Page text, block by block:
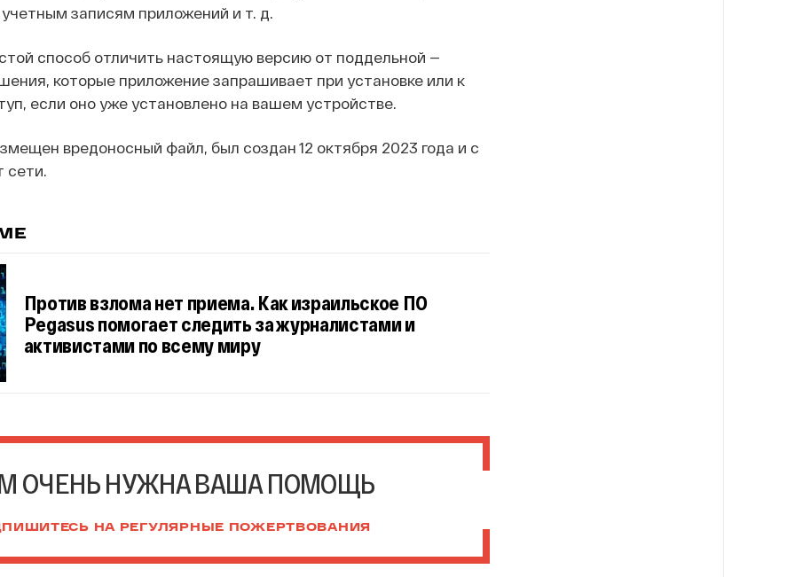
записям приложений и т. д.
способ отличить настоящую версию от поддельной —
которые приложение запрашивает при установке или к
если оно уже установлено на вашем устройстве.
вредоносный файл, был создан 12 октября 2023 года и с
сети.
Против взлома нет приема. Как израильское ПО
Pegasus помогает следить за журналистами и
активистами по всему миру
ОЧЕНЬ НУЖНА ВАША ПОМОЩЬ
НА РЕГУЛЯРНЫЕ ПОЖЕРТВОВАНИЯ